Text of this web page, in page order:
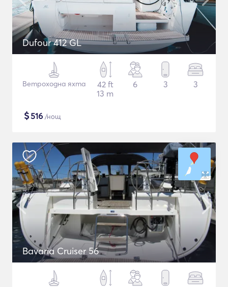
Dufour 412 GL
Ветроходна яхта
42 ft
13 m
6 3 3
$516 /нощ
Bavaria Cruiser 56